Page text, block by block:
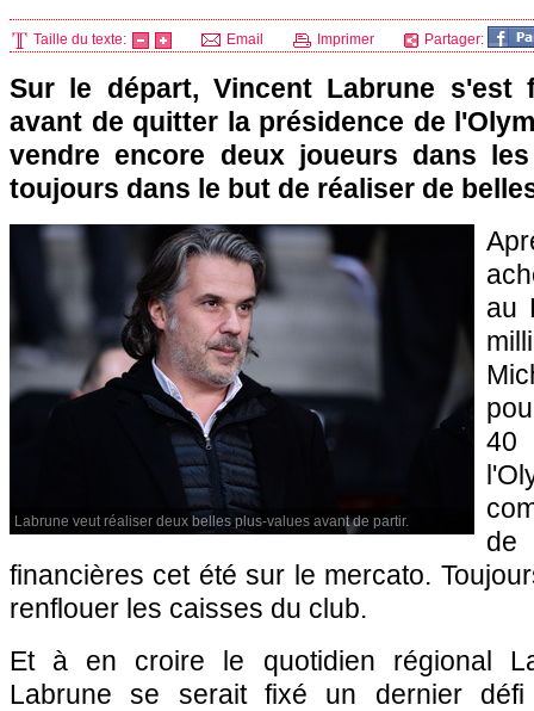
Taille du texte: Email Imprimer Partager:
Sur le départ, Vincent Labrune s'est
avant de quitter la présidence de
vendre encore deux joueurs dans
toujours dans le but de réaliser de
Labrune veut réaliser deux belles plus-values avant de partir.
au
40
de
financières cet été sur le mercato.
renflouer les caisses du club.
Et à en croire le quotidien régional
Labrune se serait fixé un dernier